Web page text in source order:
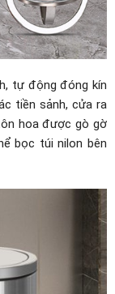
tự động đóng kín
tiền sảnh, cửa ra
hoa được gò gờ
bọc túi nilon bên